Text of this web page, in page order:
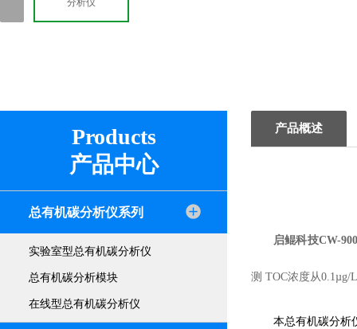
Products
产品中心
总有机碳分析仪系列
实验室型总有机碳分析仪
总有机碳分析模块
在线型总有机碳分析仪
产品概述
启鲲科技CW-
测 TOC浓度从0.1µg/L
本总有机碳分析